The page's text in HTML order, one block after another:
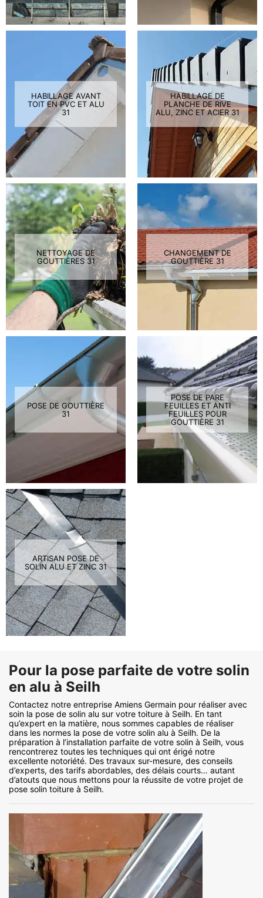
HABILLAGE AVANT
TOIT EN PVC ET ALU
31
HABILLAGE DE
PLANCHE DE RIVE
ALU, ZINC ET ACIER 31
NETTOYAGE DE
GOUTTIÈRES 31
CHANGEMENT DE
GOUTTIÈRE 31
POSE DE GOUTTIÈRE
31
POSE DE PARE
FEUILLES ET ANTI
FEUILLES POUR
GOUTTIÈRE 31
ARTISAN POSE DE
SOLIN ALU ET ZINC 31
Pour la pose parfaite de votre solin
en alu à Seilh
Contactez notre entreprise Amiens Germain pour réaliser avec
soin la pose de solin alu sur votre toiture à Seilh. En tant
qu’expert en la matière, nous sommes capables de réaliser
dans les normes la pose de votre solin alu à Seilh. De la
préparation à l’installation parfaite de votre solin à Seilh, vous
rencontrerez toutes les techniques qui ont érigé notre
excellente notoriété. Des travaux sur-mesure, des conseils
d’experts, des tarifs abordables, des délais courts… autant
d’atouts que nous mettons pour la réussite de votre projet de
pose solin toiture à Seilh.